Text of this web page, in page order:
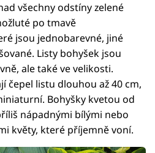
všechny odstíny zelené
po tmavě
jsou jednobarevné, jiné
Listy bohyšek jsou
ale také ve velikosti.
čepel listu dlouhou až 40 cm,
Bohyšky kvetou od
nápadnými bílými nebo
květy, které příjemně voní.